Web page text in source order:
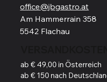
office@jbgastro.at
Am Hammerrain 358
5542 Flachau
ab € 49,00 in Österreich
ab € 150 nach